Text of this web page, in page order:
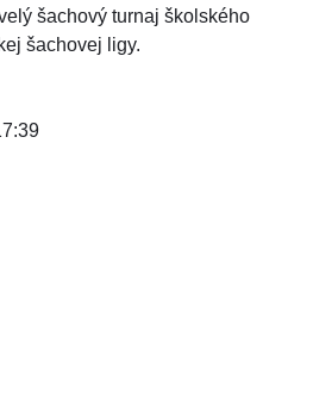
šachový turnaj školského
šachovej ligy.